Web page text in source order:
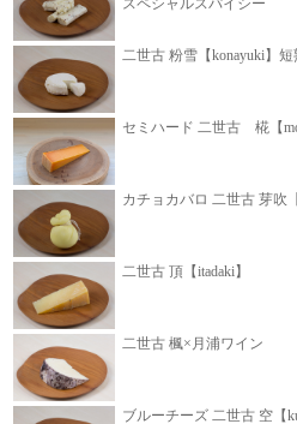
二世古 粉雪【konayuki】短
セミハード 二世古 椛【
カチョカバロ 二世古 芽吹【
二世古 頂【itadaki】
二世古 楓×月浦ワイン
ブルーチーズ 二世古 空【